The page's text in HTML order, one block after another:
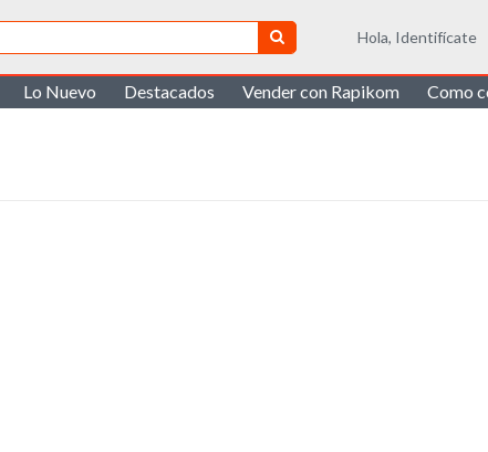
Hola, Identifícate
Lo Nuevo Destacados Vender con Rapikom Como